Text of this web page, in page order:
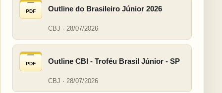
PDF Outline do Brasileiro Júnior 2026
CBJ · 28/07/2026
PDF Outline CBI - Troféu Brasil Júnior - SP
CBJ · 28/07/2026